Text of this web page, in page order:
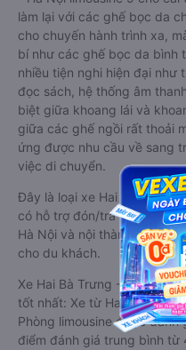
làm lại với các ghế bọc da
cho chuyến hành trình xa,
bí như các ghế bọc da bình
nhiều tiện nghi hiện đại như
đọc sách, hệ thống âm
biệt giữa khoang lái và
giữa các ghế ngồi rất thoải
ứng được nhu cầu về sang
việc di chuyển.
Đây là loại xe Hai Bà Trưng
có hỗ trợ đón/trả tận nơi
Hà Nội và nội thành Thuỷ
cho du khách.
Xe Hai Bà Trưng - Hà Nội
tốt nhất: Xe từ Hai Bà
Phòng limousine được
điểm đánh giá trung bình